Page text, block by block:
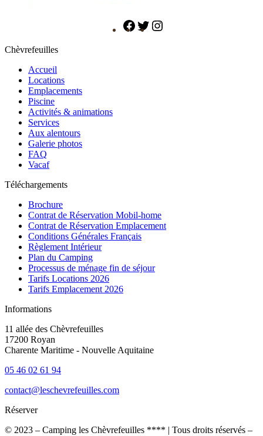
Chèvrefeuilles
Accueil
Locations
Emplacements
Piscine
Activités & animations
Services
Aux alentours
Galerie photos
FAQ
Vacaf
Téléchargements
Brochure
Contrat de Réservation Mobil-home
Contrat de Réservation Emplacement
Conditions Générales Français
Règlement Intérieur
Plan du Camping
Processus de ménage fin de séjour
Tarifs Locations 2026
Tarifs Emplacement 2026
Informations
11 allée des Chèvrefeuilles
17200 Royan
Charente Maritime - Nouvelle Aquitaine
05 46 02 61 94
contact@leschevrefeuilles.com
Réserver
© 2023 – Camping les Chèvrefeuilles **** | Tous droits réservés –